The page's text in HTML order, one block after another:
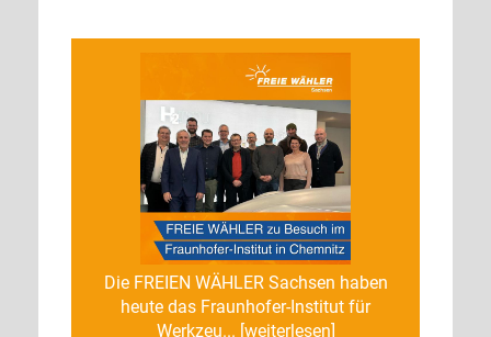
Die FREIEN WÄHLER Sachsen haben
heute das Fraunhofer-Institut für
Werkzeu... [weiterlesen]